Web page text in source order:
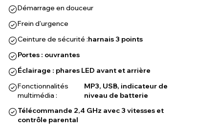
Démarrage en douceur
Frein d'urgence
Ceinture de sécurité :harnais 3 points
Portes : ouvrantes
Éclairage : phares LED avant et arrière
Fonctionnalités
multimédia :
MP3, USB, indicateur de
niveau de batterie
Télécommande 2,4 GHz avec 3 vitesses et
contrôle parental